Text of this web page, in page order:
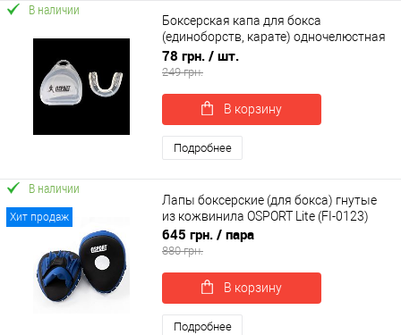
В наличии
Боксерская капа для бокса
(единоборств, карате) одночелюстная
OSPORT (MS 2115)
78 грн. / шт.
249 грн.
В корзину
Подробнее
Хит продаж
В наличии
Лапы боксерские (для бокса) гнутые
из кожвинила OSPORT Lite (FI-0123)
645 грн. / пара
880 грн.
В корзину
Подробнее